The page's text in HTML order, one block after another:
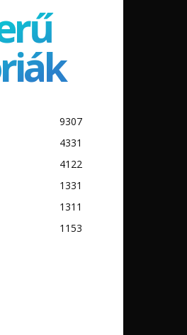
9307
4331
4122
1331
1311
1153